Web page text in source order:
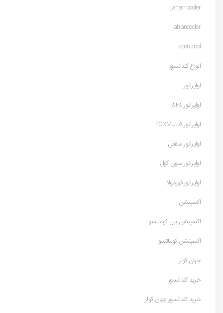
jahan cooler
jahancooler
soon cool
انواع کندانسور
اواپراتور
اواپراتور 848
اواپراتور FORMULA
اواپراتور سقفی
اواپراتور سون کول
اواپراتور فورمولا
اکسپنشن
اکسپنشن بیل کوماتسو
اکسپنشن کوماتسو
جهان کولر
خرید کندانسور
خرید کندانسور جهان کولر